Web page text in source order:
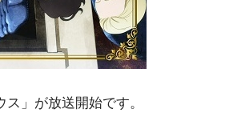
」が放送開始です。